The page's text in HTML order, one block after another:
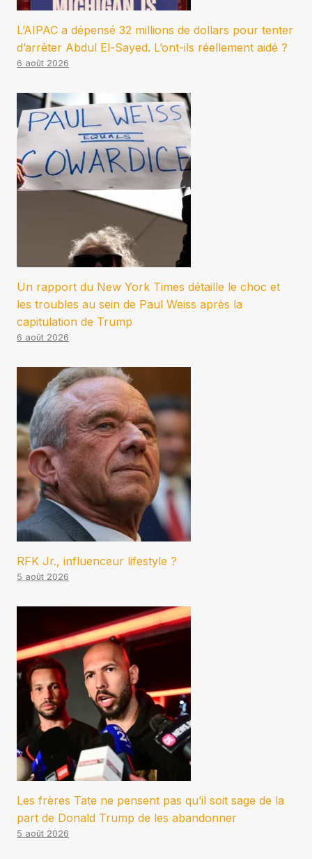
L’AIPAC a dépensé 32 millions de dollars pour tenter
d’arrêter Abdul El-Sayed. L’ont-ils réellement aidé ?
6 août 2026
Un rapport du New York Times détaille le choc et
les troubles au sein de Paul Weiss après la
capitulation de Trump
6 août 2026
RFK Jr., influenceur lifestyle ?
5 août 2026
Les frères Tate ne pensent pas qu’il soit sage de la
part de Donald Trump de les abandonner
5 août 2026